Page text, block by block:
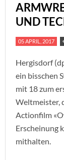
UND
05 APRIL, 2017
Hergisdorf
ein bisschen
mit 18 zum
Weltmeister,
Actionfilm
Erscheinung
mithalten.